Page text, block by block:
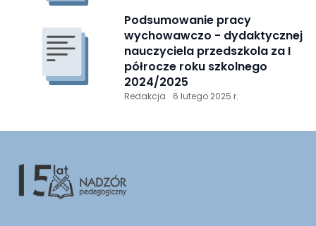
Podsumowanie pracy
wychowawczo - dydaktycznej
nauczyciela przedszkola za I
półrocze roku szkolnego
2024/2025
Redakcja 6 lutego 2025 r.